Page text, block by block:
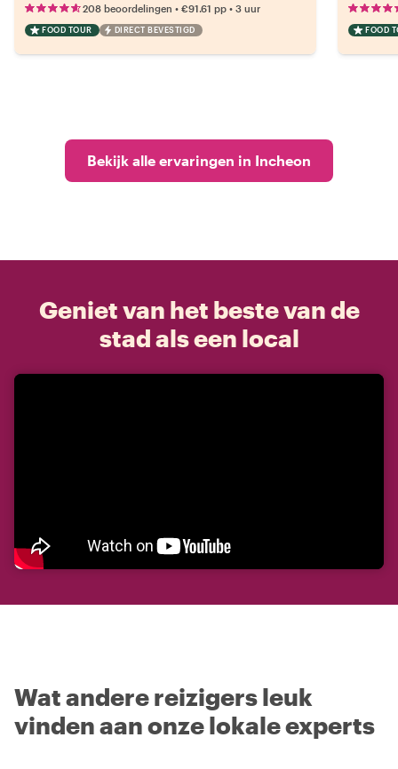
208 beoordelingen • €91.61 pp • 3 uur
FOOD TOUR DIRECT BEVESTIGD FOOD
Bekijk alle ervaringen in Incheon
Geniet van het beste van de
stad als een local
Wat andere reizigers leuk
vinden aan onze lokale experts